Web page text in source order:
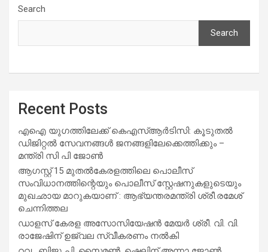
Search
Search
Recent Posts
എഐ യുഗത്തിലേക്ക് കെഎസ്ആർടിസി: കൂടുതൽ
ഡിജിറ്റൽ സേവനങ്ങൾ ജനങ്ങളിലേക്കെത്തിക്കും –
മന്ത്രി സി പി ജോൺ
ആഗസ്റ്റ് 15 മുതല്‍കേരളത്തിലെ പൊലീസ്
സംവിധാനത്തിന്റെയും പൊലീസ് സ്റ്റേഷനുകളുടെയും
മുഖഛായ മാറുകയാണ് : ആഭ്യന്തരമന്ത്രി ശ്രീ.രമേശ്
ചെന്നിത്തല
ഡാളസ് കേരള അസോസിയേഷൻ മേയർ ശ്രീ. വി. വി.
രാജേഷിന് ഉജ്വല സ്വീകരണം നൽകി